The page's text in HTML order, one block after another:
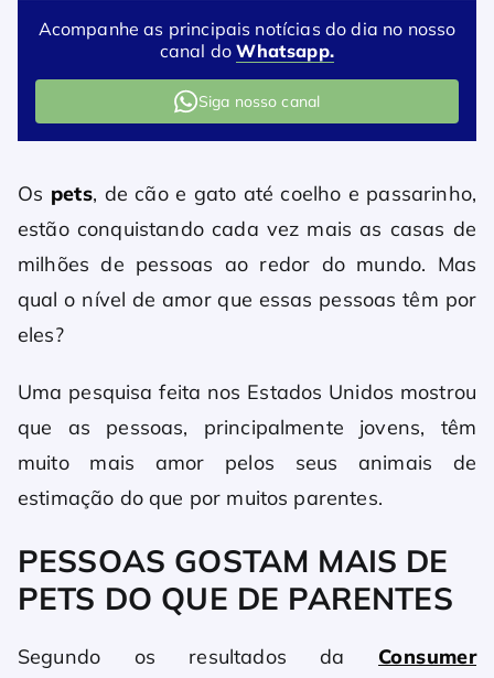
Acompanhe as principais notícias do dia no nosso
canal doWhatsapp.
Siga nosso canal
Os pets, de cão e gato até coelho e passarinho,
estão conquistando cada vez mais as casas de
milhões de pessoas ao redor do mundo. Mas
qual o nível de amor que essas pessoas têm por
eles?
Uma pesquisa feita nos Estados Unidos mostrou
que as pessoas, principalmente jovens, têm
muito mais amor pelos seus animais de
estimação do que por muitos parentes.
PESSOAS GOSTAM MAIS DE
PETS DO QUE DE PARENTES
Segundo os resultados da Consumer